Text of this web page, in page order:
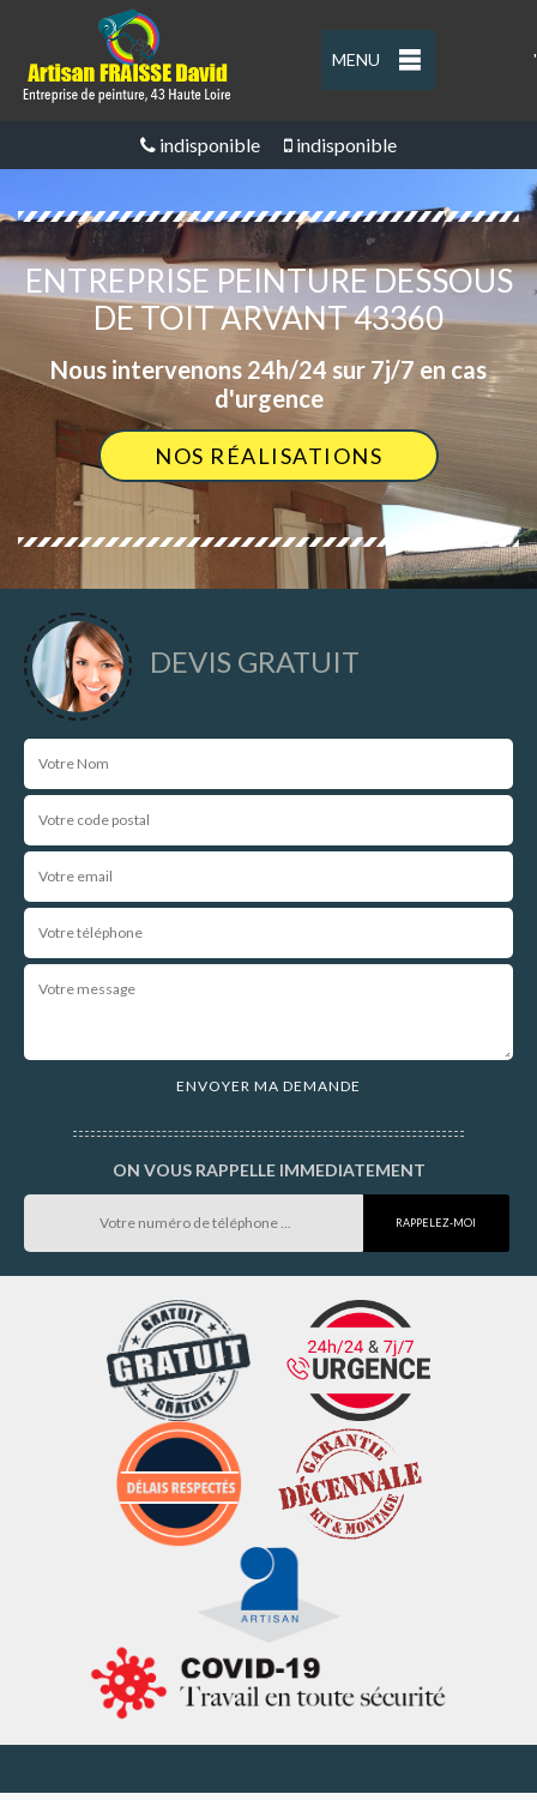
MENU '
indisponible indisponible
ENTREPRISE PEINTURE DESSOUS
DE TOIT ARVANT 43360
Nous intervenons 24h/24 sur 7j/7 en cas
d'urgence
NOS RÉALISATIONS
DEVIS GRATUIT
ON VOUS RAPPELLE IMMEDIATEMENT